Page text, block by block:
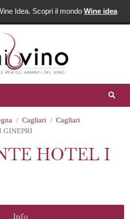
Idea. Scopri il mondo Wine idea
Cagliari
Cagliari
GINEPRI
HOTEL I
Info